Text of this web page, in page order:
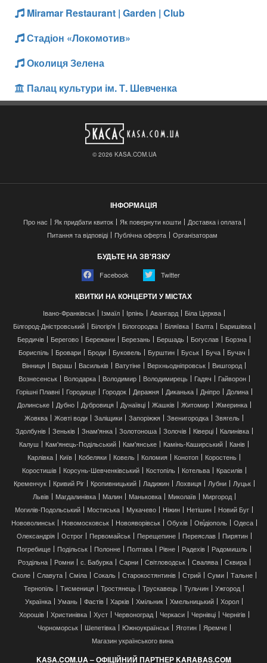
Miramar Restaurant | Garden | Club
Стадіон «Локомотив»
Околиця Зелена
Палац культури ім. Т. Шевченка
© 2026 KASA.COM.UA
ІНФОРМАЦІЯ
Про нас Як придбати квиток Як повернути кошти
Доставка і оплата
Питання та відповіді
Публічна оферта Організаторам
БУДЬТЕ НА ЗВ'ЯЗКУ
Facebook Twitter
КВИТКИ НА КОНЦЕРТИ У МІСТАХ
Івано-Франківськ Ізмаїл Ірпінь Авангард
Біла Церква
Білгород-Дністровський
Білогір'я Білогородка Біляївка Балта
Баришівка
Бердичів
Берегово Бережани Березань Бершадь Богуслав
Борзна
Бориспіль
Бровари Броди Буковель Бурштин Буськ Буча
Бучач
Вінниця
Вараш Васильків Ватутіне Верхньодніпровськ
Вишгород
Вознесенськ
Володарка Володимир Володимирець Гадяч
Гайворон
Горішні Плавні
Городище Городок Деражня Диканька Дніпро
Долина
Долинське
Дубно Дубровиця Дунаївці Жашків Житомир
Жмеринка
Жовква
Жовті води Заліщики Запоріжжя Звенигородка
Звягель
Здолбунів
Зеньків Знам'янка Золотоноша Золочів Ківерці
Калинівка
Калуш
Кам'янець-Подільський Кам'янське Камінь-Каширський
Канів
Карлівка
Київ Кобеляки Ковель Коломия Конотоп
Коростень
Коростишів
Корсунь-Шевченківський Костопіль Котельва
Красилів
Кременчук
Кривий Ріг Кропивницький Ладижин Лохвиця Лубни
Луцьк
Львів
Магдалинівка Малин Маньковка Миколаїв
Миргород
Могилів-Подольський
Мостиська Мукачево Ніжин Нетішин
Новий Буг
Нововолинськ
Новомосковськ Новояворівськ Обухів Ові́діополь
Одеса
Олександрія
Острог Первомайськ Перещепине Переяслав
Пирятин
Погребище
Подільськ Полонне Полтава Рівне Радехів
Радомишль
Роздільна
Ромни с. Бабурка Сарни Світловодськ Свалява
Сквира
Сколе
Славута Сміла Сокаль Старокостянтинів Стрий Суми
Тальне
Тернопіль
Тисмениця Тростянець Трускавець Тульчин
Ужгород
Українка
Умань Фастів Харків Хмільник Хмельницький
Хорол
Хорошів
Христинівка Хуст Червоноград Черкаси Чернівці
Чернігів
Чорноморськ
Шепетівка Южноукраїнськ Яготин
Яремче
Магазин українського вина
KASA.COM.UA – ОФІЦІЙНИЙ ПАРТНЕР KARABAS.COM